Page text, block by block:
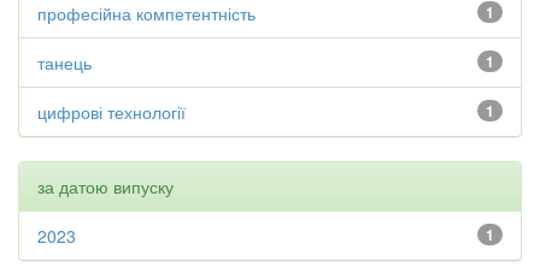
1
професійна компетентність
1
танець
1
цифрові технології
за датою випуску
1
2023